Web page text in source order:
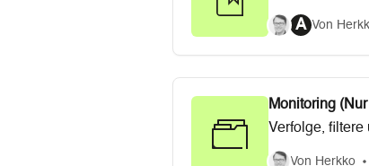
A Von
Monitoring
Verfolge,
Echobot.
Von Herkko